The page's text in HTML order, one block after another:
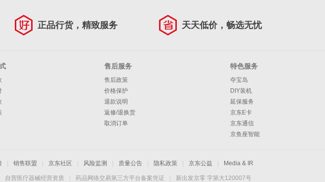
正品行货，精致服务 天天低价，畅选无忧
售后服务
售后政策
价格保护
退款说明
返修/退换货
取消订单
特色服务
夺宝岛
DIY装机
延保服务
京东E卡
京东通信
京鱼座智能
销售联盟 京东社区 风险监测 质量公告 隐私政策 京东公益 Media & IR
自营医疗器械经营资质 药品网络交易第三方平台备案凭证
新出发京零 字第大120007号